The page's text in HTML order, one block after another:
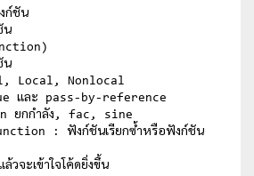
ก์ชัน
น
น
Local, Nonlocal
และ pass-by-reference
ยกกำลัง, fac, sine
: ฟังก์ชันเรียกซ้ำหรือฟังก์ชัน
วจะเข้าใจโค้ดยิ่งขึ้น